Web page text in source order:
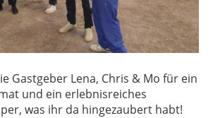
Gastgeber Lena, Chris & Mo für ein
und ein erlebnisreiches
was ihr da hingezaubert habt!